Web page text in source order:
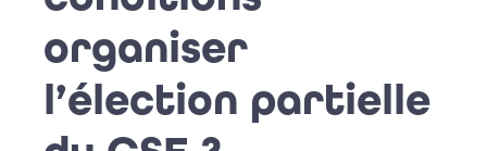
organiser
l’élection partielle